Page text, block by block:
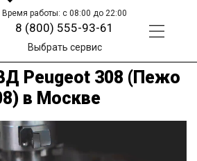
Время работы: с 08:00 до 22:00
8 (800) 555-93-61
Выбрать сервис
Peugeot 308 (Пежо
в Москве